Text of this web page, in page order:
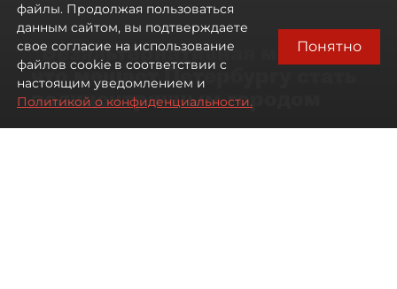
"Безальтернативная модель":
что мешает Петербургу стать
полицентричным городом
файлы. Продолжая пользоваться
данным сайтом, вы подтверждаете
свое согласие на использование
файлов cookie в соответствии с
настоящим уведомлением и
Политикой о конфиденциальности.
Понятно